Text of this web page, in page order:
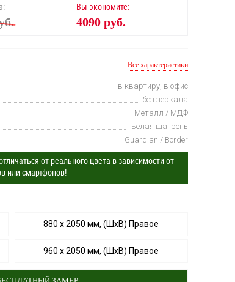
Вы экономите:
4090 руб.
Все характеристики
в квартиру, в офис
без зеркала
Металл / МДФ
Белая шагрень
Guardian / Border
от реального цвета в зависимости от
или смартфонов!
880 х 2050 мм, (ШхВ) Правое
960 х 2050 мм, (ШхВ) Правое